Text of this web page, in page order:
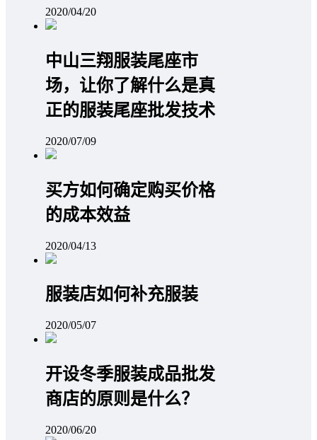
2020/04/20
中山三翔服装尾座市
场，让你了解什么是真
正的服装尾座批发技术
2020/07/09
买方如何确定购买价格
的成本效益
2020/04/13
服装店如何补充服装
2020/05/07
开设冬季服装成品批发
商店的原则是什么？
2020/06/20